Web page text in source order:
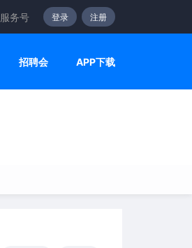
服务号 登录 注册
招聘会 APP下载